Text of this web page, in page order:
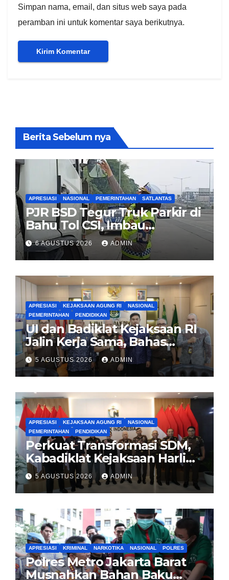
Simpan nama, email, dan situs web saya pada
peramban ini untuk komentar saya berikutnya.
Berita Sebelum nya
APRESIASI NASIONAL PEMERINTAHAN SATLANTAS
PJR BSD Tegur Truk Parkir di
Bahu Tol CSI, Imbau
Pengendara Tertib
6 AGUSTUS 2026 ADMIN
APRESIASI KEJAKSAAN AGUNG RI
NASIONAL
PEMERINTAHAN
PENDIDIKAN
UI dan Badiklat Kejaksaan RI
Jalin Kerja Sama, Bahas
Pembentukan Pusat Studi
Kajian Kejaksaan
5 AGUSTUS 2026 ADMIN
APRESIASI KEJAKSAAN AGUNG RI
NASIONAL
PEMERINTAHAN
PENDIDIKAN
Perkuat Transformasi SDM,
Kabadiklat Kejaksaan Harli
Siregar Jalin Sinergi dengan
LAN RI
5 AGUSTUS 2026 ADMIN
APRESIASI KRIMINAL NARKOTIKA NASIONAL POLRES
Polres Metro Jakarta Barat
Musnahkan Bahan Baku